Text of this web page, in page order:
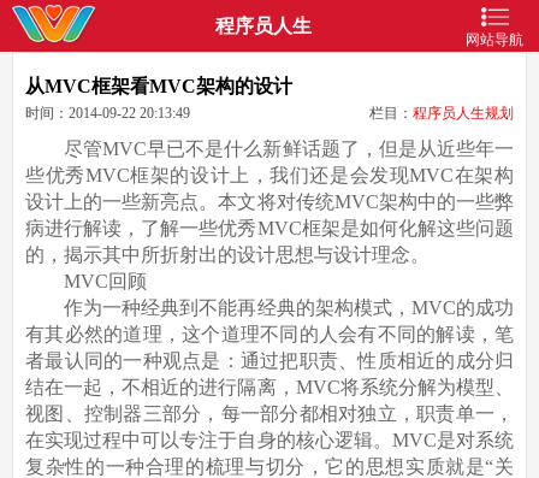
程序员人生
网站导航
从MVC框架看MVC架构的设计
栏目： 程序员人生规划
时间：2014-09-22 20:13:49
尽管MVC早已不是什么新鲜话题了，但是从近些年一
些优秀MVC框架的设计上，我们还是会发现MVC在架构
设计上的一些新亮点。本文将对传统MVC架构中的一些弊
病进行解读，了解一些优秀MVC框架是如何化解这些问题
的，揭示其中所折射出的设计思想与设计理念。
MVC回顾
作为一种经典到不能再经典的架构模式，MVC的成功
有其必然的道理，这个道理不同的人会有不同的解读，笔
者最认同的一种观点是：通过把职责、性质相近的成分归
结在一起，不相近的进行隔离，MVC将系统分解为模型、
视图、控制器三部分，每一部分都相对独立，职责单一，
在实现过程中可以专注于自身的核心逻辑。MVC是对系统
复杂性的一种合理的梳理与切分，它的思想实质就是“关